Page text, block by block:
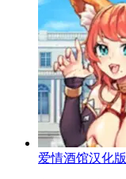
爱情酒馆汉化版